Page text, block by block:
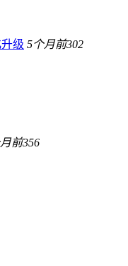
级 5个月前302
前356